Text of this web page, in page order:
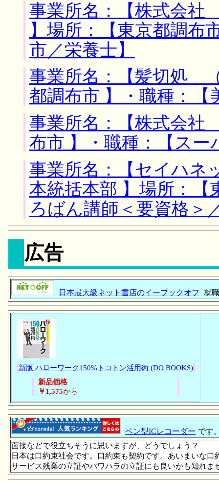
事業所名：【株式会
】場所：【東京都調布
市／栄養士】
事業所名：【髪切処
都調布市 】・職種：【
事業所名：【株式会社
布市 】・職種：【スー
事業所名：【セイハ
本統括本部 】場所：【
ろばん講師＜要資格＞
広告
日本最大級ネット書店のイーブックオフ 就
新版 ハローワーク150%トコトン活用術 (DO BOOKS)
新品価格
￥1,575から
ペン型ICレコーダー です
面接などで役立ちそうに思いますが、どうでしょう？
日本は口約束社会です。口約束も契約です。あいまいな
サービス残業の立証やパワハラの立証にも良いかも知れま